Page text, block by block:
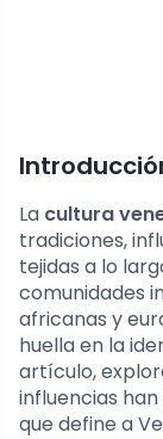
La cultura
tradiciones,
tejidas a lo
comunidades
africanas y
huella en la
artículo,
influencias
que define a